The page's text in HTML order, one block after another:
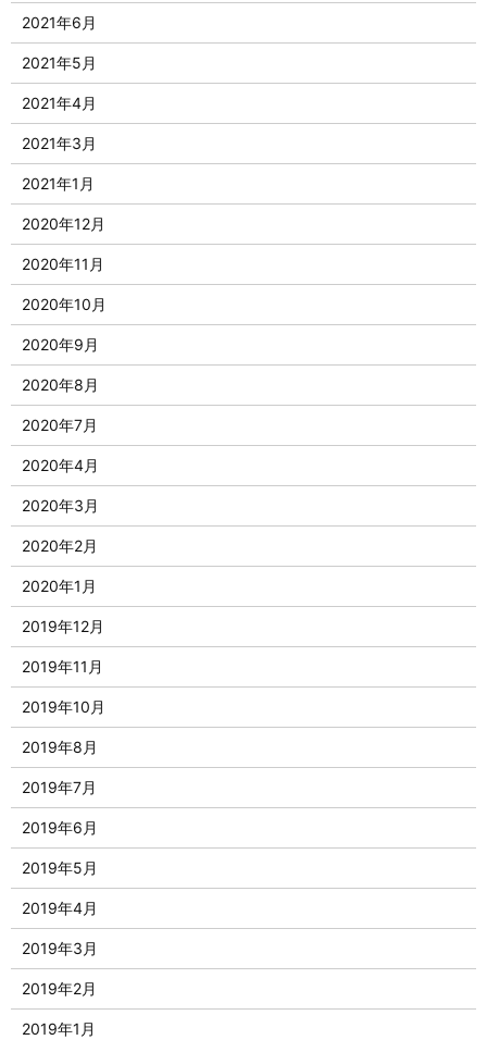
2021年6月
2021年5月
2021年4月
2021年3月
2021年1月
2020年12月
2020年11月
2020年10月
2020年9月
2020年8月
2020年7月
2020年4月
2020年3月
2020年2月
2020年1月
2019年12月
2019年11月
2019年10月
2019年8月
2019年7月
2019年6月
2019年5月
2019年4月
2019年3月
2019年2月
2019年1月